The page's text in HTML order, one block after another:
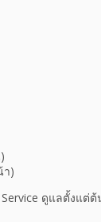
า)
ดูแลตั้งแต่